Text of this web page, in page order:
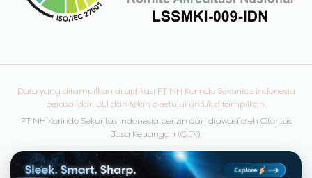
Data yang ditampilkan di aplikasi PT NH Korindo Sekuritas Indonesia
berasal dari BEI dan telah disetujui untuk ditampilkan.
PT NH Korindo Sekuritas Indonesia berizin dan diawasi oleh Otoritas
Jasa Keuangan (OJK).
© Copyright 2026 NH Korindo Sekuritas. All rights reserved.